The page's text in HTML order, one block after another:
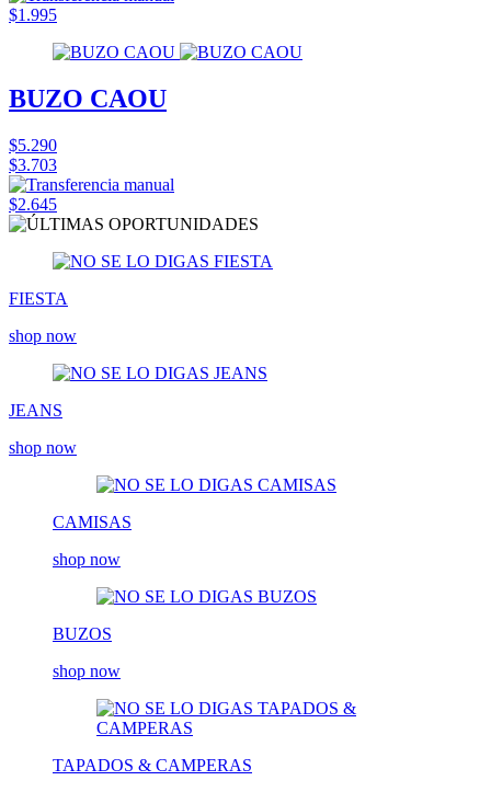
$1.995
BUZO CAOU
$5.290
$3.703
$2.645
FIESTA
shop now
JEANS
shop now
CAMISAS
shop now
BUZOS
shop now
TAPADOS & CAMPERAS